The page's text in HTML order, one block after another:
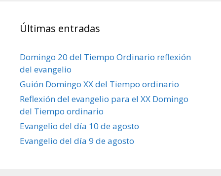
Últimas entradas
Domingo 20 del Tiempo Ordinario reflexión
del evangelio
Guión Domingo XX del Tiempo ordinario
Reflexión del evangelio para el XX Domingo
del Tiempo ordinario
Evangelio del día 10 de agosto
Evangelio del día 9 de agosto